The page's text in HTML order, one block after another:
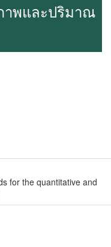
าพและปริมาณ
for the quantitative and